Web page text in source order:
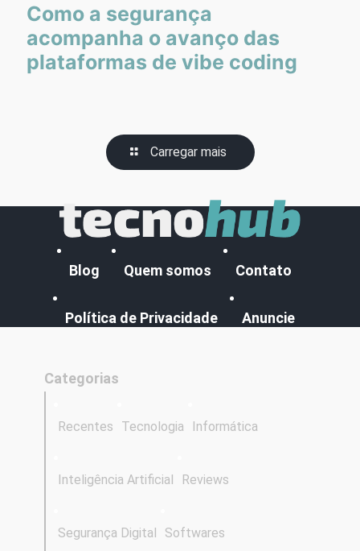
Como a segurança
acompanha o avanço das
plataformas de vibe coding
Carregar mais
Blog Quem somos Contato
Política de Privacidade Anuncie
Categorias
Recentes Tecnologia Informática
Inteligência Artificial Reviews
Segurança Digital Softwares